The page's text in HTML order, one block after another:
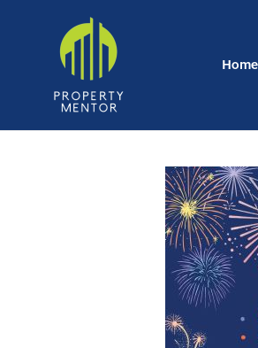
Home
navigation